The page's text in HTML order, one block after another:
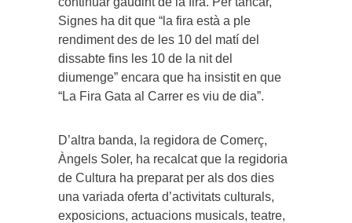
Signes ha dit que “la fira està a ple
rendiment des de les 10 del matí del
dissabte fins les 10 de la nit del
diumenge” encara que ha insistit en que
“La Fira Gata al Carrer es viu de dia”.
D’altra banda, la regidora de Comerç,
Àngels Soler, ha recalcat que la regidoria
de Cultura ha preparat per als dos dies
una variada oferta d’activitats culturals,
exposicions, actuacions musicals, teatre,